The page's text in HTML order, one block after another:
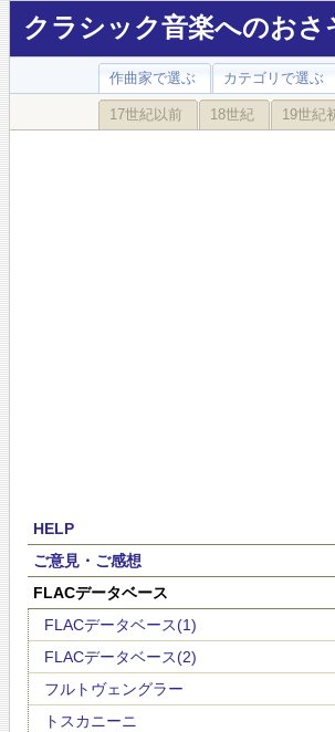
クラシック音楽へのお
作曲家で選ぶ カテゴリで選ぶ
17世紀以前 18世紀 19世紀
HELP
ご意見・ご感想
FLACデータベース
FLACデータベース(1)
FLACデータベース(2)
フルトヴェングラー
トスカニーニ